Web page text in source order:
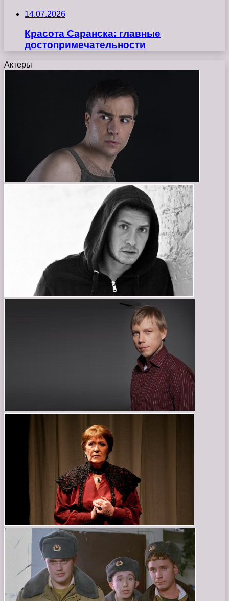
14.07.2026
Красота Саранска: главные
достопримечательности
Актеры